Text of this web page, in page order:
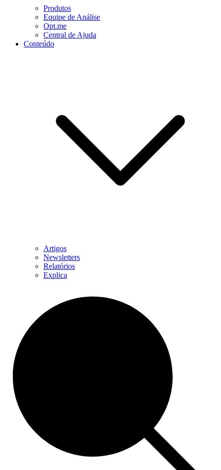
Produtos
Equipe de Análise
Opt.me
Central de Ajuda
Conteúdo
Artigos
Newsletters
Relatórios
Explica